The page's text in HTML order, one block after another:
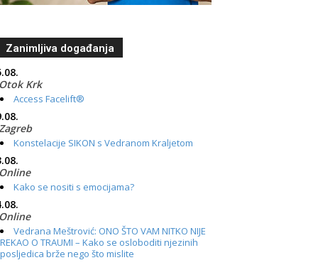
Zanimljiva događanja
Krk
Access Facelift®
Konstelacije SIKON s Vedranom Kraljetom
Kako se nositi s emocijama?
Vedrana Meštrović: ONO ŠTO VAM NITKO NIJE
REKAO O TRAUMI – Kako se osloboditi njezinih
posljedica brže nego što mislite